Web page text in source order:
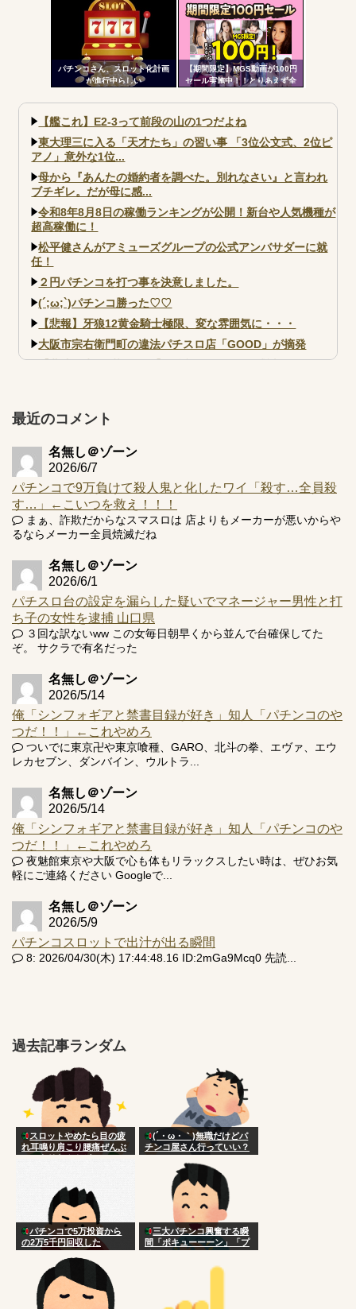
飛行隊】
パチンコさん、スロット化計画
が進行中らしい
【期間限定】MGS動画が100円
セール実施中！！とりあえず全
【艦これ】E2-3って前段の山の1つだよね
東大理三に入る「天才たち」の習い事 「3位公文式、2位ピ
アノ」意外な1位...
母から『あんたの婚約者を調べた。別れなさい』と言われ
ブチギレ。だが母に感...
令和8年8月8日の稼働ランキングが公開！新台や人気機種が
超高稼働に！
松平健さんがアミューズグループの公式アンバサダーに就
任！
２円パチンコを打つ事を決意しました。
(´;ω;`)パチンコ勝った♡♡
【悲報】牙狼12黄金騎士極限、変な雰囲気に・・・
大阪市宗右衛門町の違法パチスロ店「GOOD」が摘発
【北斗転生2も落ちた？】最近のパチスロ型式試験はミミズ
プ報告あり！弱予告...
井の軽い絆？
Powered by livedoor 相互RSS
最近のコメント
名無し＠ゾーン
2026/6/7
パチンコで9万負けて殺人鬼と化したワイ「殺す…全員殺
す…」←こいつを救え！！！
まぁ、詐欺だからなスマスロは 店よりもメーカーが悪いからや
るならメーカー全員焼滅だね
名無し＠ゾーン
2026/6/1
パチスロ台の設定を漏らした疑いでマネージャー男性と打
ち子の女性を逮捕 山口県
３回な訳ないww この女毎日朝早くから並んで台確保してた
ぞ。 サクラで有名だった
名無し＠ゾーン
2026/5/14
俺「シンフォギアと禁書目録が好き」知人「パチンコのや
つだ！！」←これやめろ
ついでに東京卍や東京喰種、GARO、北斗の拳、エヴァ、エウ
レカセブン、ダンバイン、ウルトラ...
名無し＠ゾーン
2026/5/14
俺「シンフォギアと禁書目録が好き」知人「パチンコのや
つだ！！」←これやめろ
夜魅館東京や大阪で心も体もリラックスしたい時は、ぜひお気
軽にご連絡ください Googleで...
名無し＠ゾーン
2026/5/9
パチンコスロットで出汁が出る瞬間
8: 2026/04/30(木) 17:44:48.16 ID:2mGa9Mcq0 先読...
過去記事ランダム
スロットやめたら目の疲
れ耳鳴り肩こり腰痛ぜんぶ
スッキリなんやが
(´・ω・｀)無職だけどパ
チンコ屋さん行っていい？
パチンコで5万投資から
の2万5千円回収した
三大パチンコ興奮する瞬
間「ポキューーーン」「プ
チュン！！！！…」